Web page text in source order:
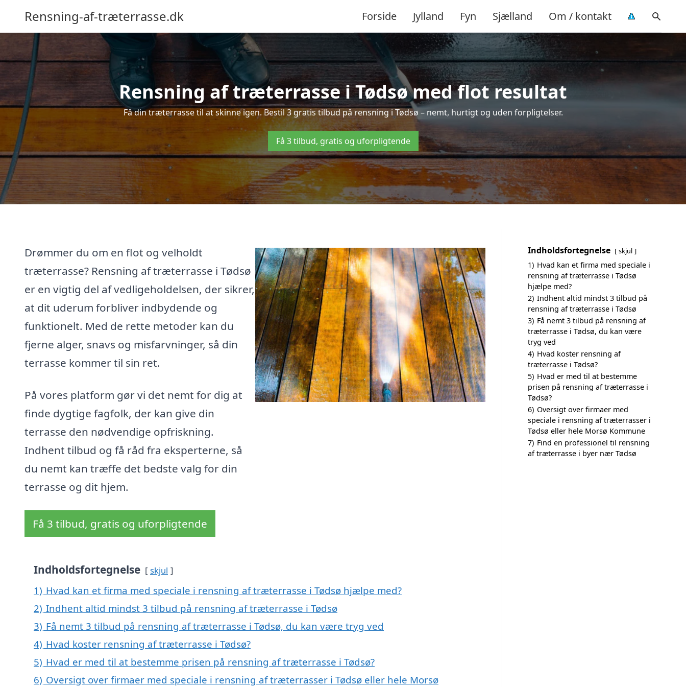
Rensning-af-træterrasse.dk Forside Jylland Fyn Sjælland Om / kontakt
Rensning af træterrasse i Tødsø med flot resultat
Få din træterrasse til at skinne igen. Bestil 3 gratis tilbud på rensning i Tødsø – nemt, hurtigt og uden forpligtelser.
Få 3 tilbud, gratis og uforpligtende
Drømmer du om en flot og velholdt
træterrasse? Rensning af træterrasse i Tødsø
er en vigtig del af vedligeholdelsen, der sikrer,
at dit uderum forbliver indbydende og
funktionelt. Med de rette metoder kan du
fjerne alger, snavs og misfarvninger, så din
terrasse kommer til sin ret.
På vores platform gør vi det nemt for dig at
finde dygtige fagfolk, der kan give din
terrasse den nødvendige opfriskning.
Indhent tilbud og få råd fra eksperterne, så
du nemt kan træffe det bedste valg for din
terrasse og dit hjem.
Få 3 tilbud, gratis og uforpligtende
Indholdsfortegnelse skjul
1) Hvad kan et firma med speciale i rensning af træterrasse i Tødsø hjælpe med?
2) Indhent altid mindst 3 tilbud på rensning af træterrasse i Tødsø
3) Få nemt 3 tilbud på rensning af træterrasse i Tødsø, du kan være tryg ved
4) Hvad koster rensning af træterrasse i Tødsø?
5) Hvad er med til at bestemme prisen på rensning af træterrasse i Tødsø?
6) Oversigt over firmaer med speciale i rensning af træterrasser i Tødsø eller hele Morsø
Indholdsfortegnelse skjul
1) Hvad kan et firma med speciale i
rensning af træterrasse i Tødsø
hjælpe med?
2) Indhent altid mindst 3 tilbud på
rensning af træterrasse i Tødsø
3) Få nemt 3 tilbud på rensning af
træterrasse i Tødsø, du kan være
tryg ved
4) Hvad koster rensning af
træterrasse i Tødsø?
5) Hvad er med til at bestemme
prisen på rensning af træterrasse i
Tødsø?
6) Oversigt over firmaer med
speciale i rensning af træterrasser i
Tødsø eller hele Morsø Kommune
7) Find en professionel til rensning
af træterrasse i byer nær Tødsø